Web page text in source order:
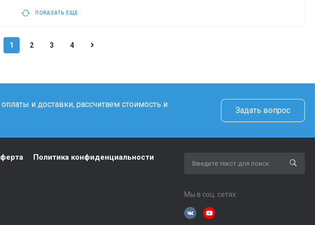
ПОКАЗАТЬ ЕЩЕ
1 2 3 4
и доставки, рассчитаем стоимость и
Задать вопрос
Политика конфиденциальности
Мы в соц. сетях